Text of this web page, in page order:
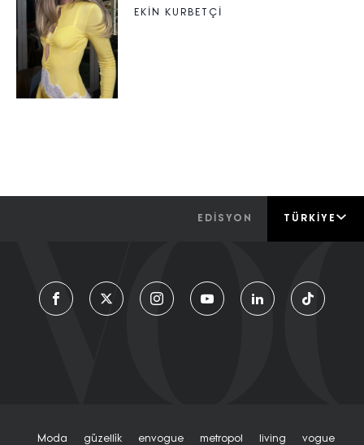
EKİN KURBETÇİ
EDİSYON TÜRKIYE
Moda Güzelli̇k Envogue Metropol Living Vogue